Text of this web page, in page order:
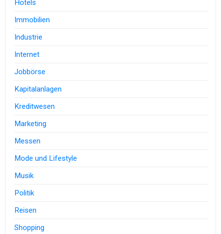
Hotels
Immobilien
Industrie
Internet
Jobbörse
Kapitalanlagen
Kreditwesen
Marketing
Messen
Mode und Lifestyle
Musik
Politik
Reisen
Shopping